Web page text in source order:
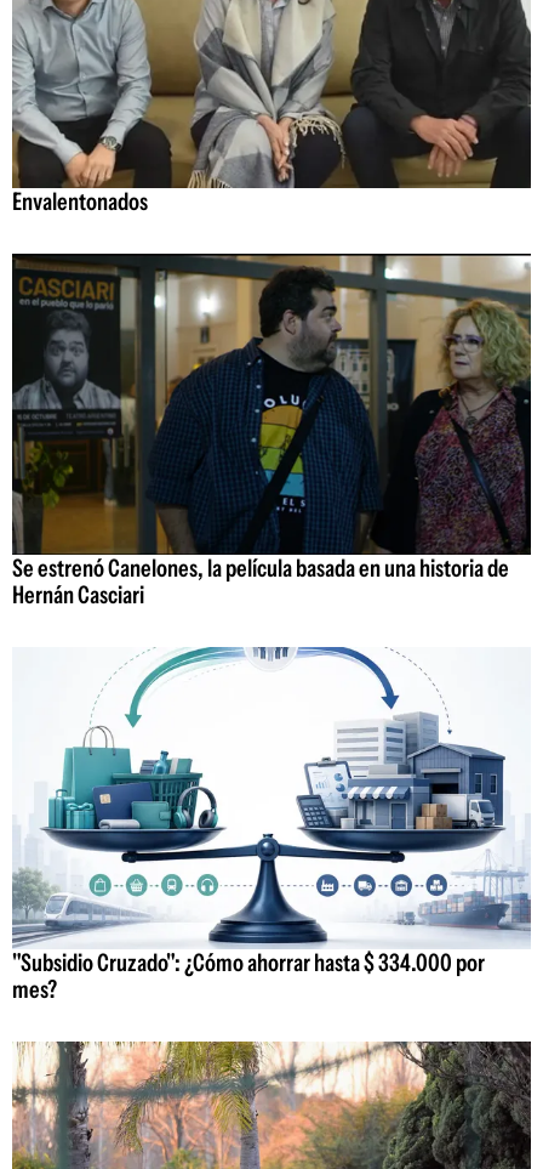
Envalentonados
Se estrenó Canelones, la película basada en una historia de
Hernán Casciari
"Subsidio Cruzado": ¿Cómo ahorrar hasta $ 334.000 por
mes?